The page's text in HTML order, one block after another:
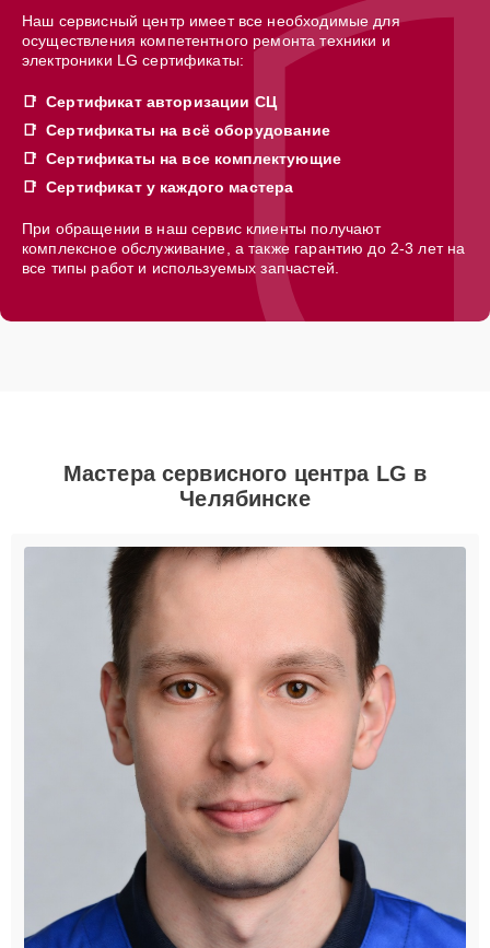
Наш сервисный центр имеет все необходимые для
осуществления компетентного ремонта техники и
электроники LG сертификаты:
Сертификат авторизации СЦ
Сертификаты на всё оборудование
Сертификаты на все комплектующие
Сертификат у каждого мастера
При обращении в наш сервис клиенты получают
комплексное обслуживание, а также гарантию до 2-3 лет на
все типы работ и используемых запчастей.
Мастера сервисного центра LG в
Челябинске